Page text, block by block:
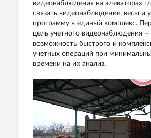
видеонаблюдения на элеваторах
связать видеонаблюдение, весы и
программу в единый комплекс.
цель учетного видеонаблюдения —
возможность быстрого и
учетных операций при
времени на их анализ.